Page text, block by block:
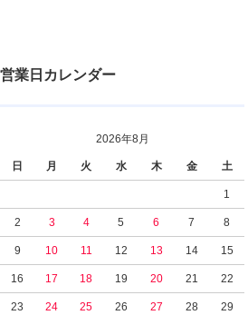
営業日カレンダー
2026年8月
日 月 火 水 木 金 土
1
2 3 4 5 6 7 8
9 10 11 12 13 14 15
16 17 18 19 20 21 22
23 24 25 26 27 28 29